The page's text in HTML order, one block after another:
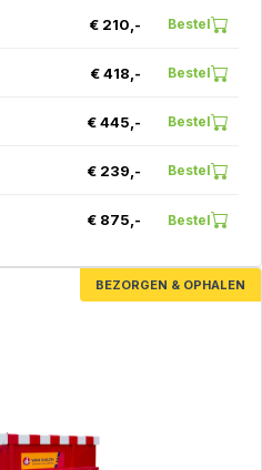
€ 210,- Bestel
€ 418,- Bestel
€ 445,- Bestel
€ 239,- Bestel
€ 875,- Bestel
BEZORGEN & OPHALEN